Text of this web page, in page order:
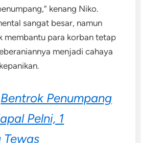
kenang Niko.
sangat besar, namun
membantu para korban tetap
menjadi cahaya
Bentrok Penumpang
Pelni, 1
Tewas